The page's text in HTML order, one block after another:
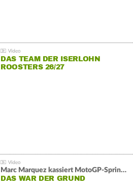
DAS TEAM DER ISERLOHN
ROOSTERS 26/27
Marc Marquez kassiert MotoGP-Sprint-Schlappe:
DAS WAR DER GRUND